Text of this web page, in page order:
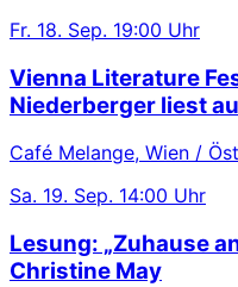
Fr. 18. Sep. 19:00 Uhr
Vienna Literature
Niederberger liest
Café Melange, Wien /
Sa. 19. Sep. 14:00 Uhr
Lesung: „Zuhause
Christine May